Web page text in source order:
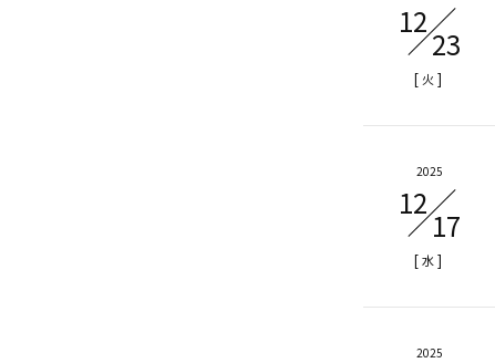
12
23
[ 火]
2025
12
17
[水]
2025